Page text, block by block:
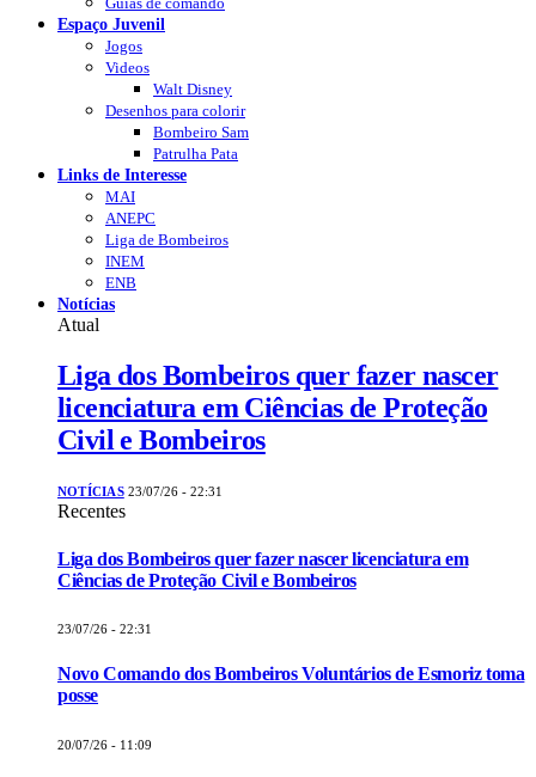
Espaço Juvenil
Jogos
Videos
Walt Disney
Desenhos para colorir
Bombeiro Sam
Patrulha Pata
Links de Interesse
MAI
ANEPC
Liga de Bombeiros
INEM
ENB
Notícias
Atual
Liga dos Bombeiros quer fazer nascer
licenciatura em Ciências de Proteção
Civil e Bombeiros
NOTÍCIAS 23/07/26 - 22:31
Recentes
Liga dos Bombeiros quer fazer nascer licenciatura em
Ciências de Proteção Civil e Bombeiros
23/07/26 - 22:31
Novo Comando dos Bombeiros Voluntários de Esmoriz toma
posse
20/07/26 - 11:09